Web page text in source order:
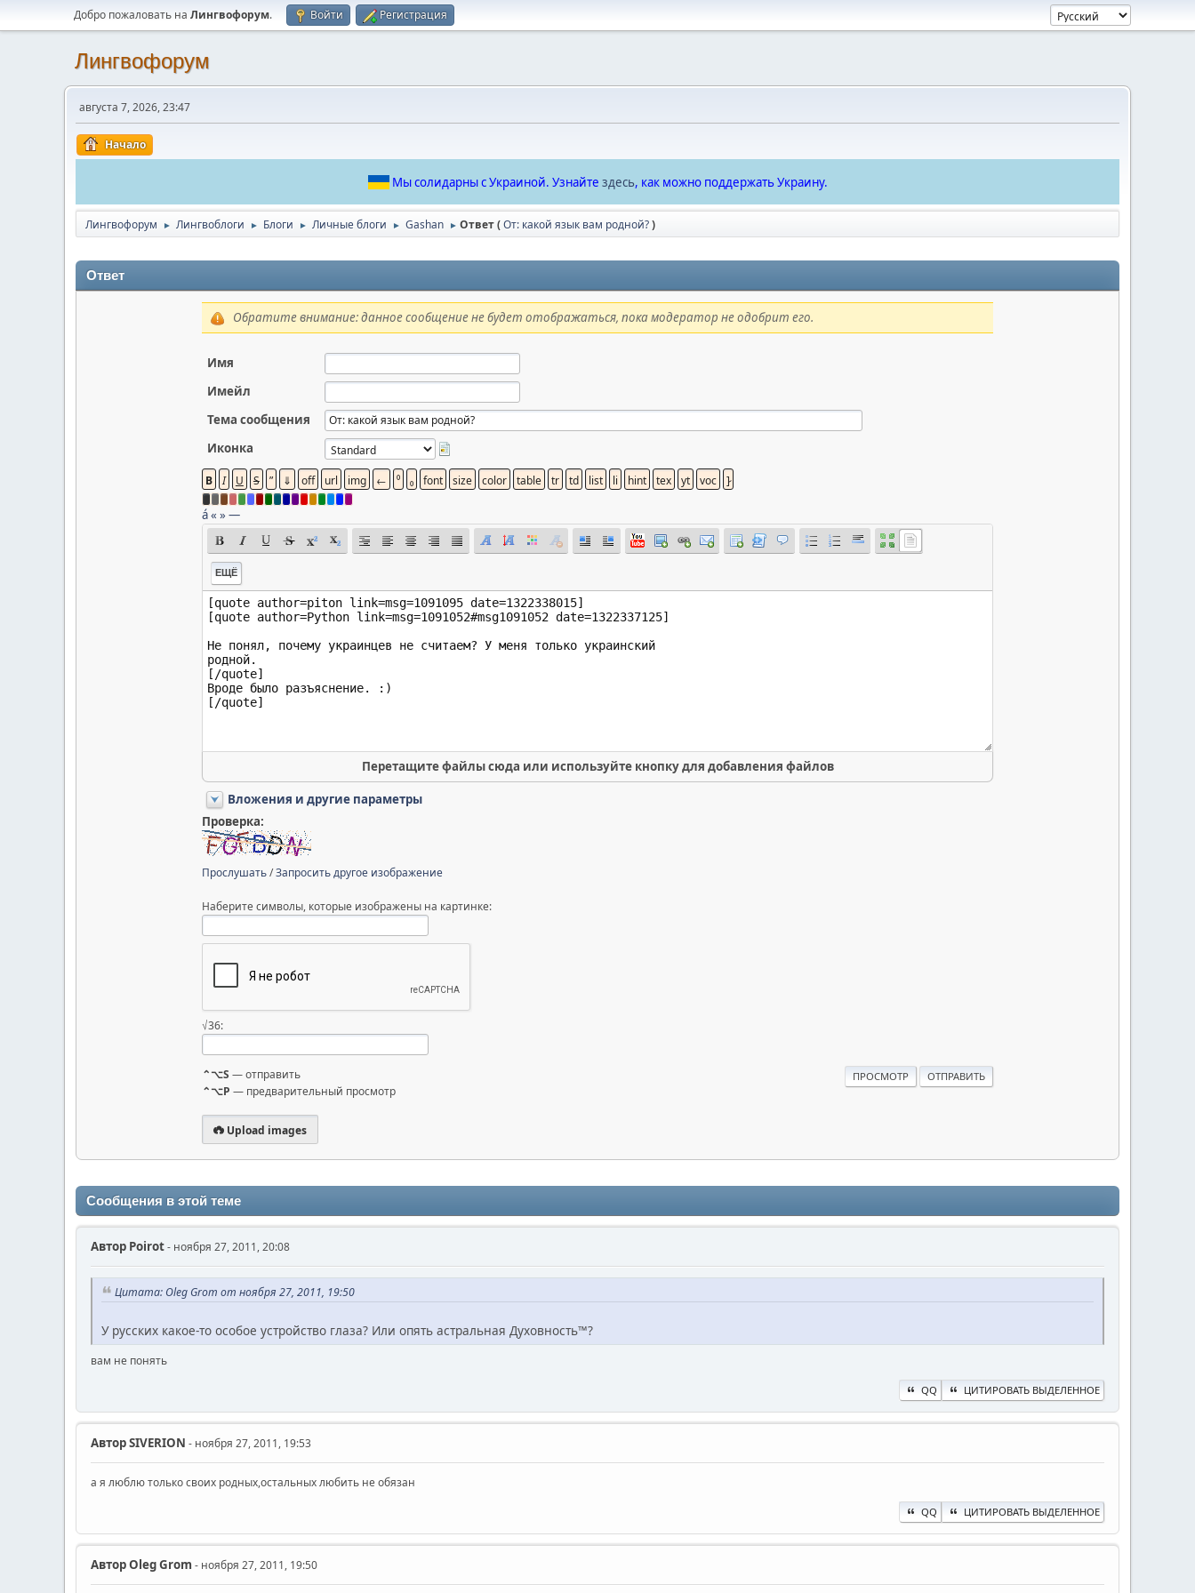
Добро пожаловать на Лингвофорум. Войти Регистрация
Лингвофорум
августа 7, 2026, 23:47
Начало
Мы солидарны с Украиной. Узнайте здесь, как можно поддержать Украину.
Лингвофорум ► Лингвоблоги ► Блоги ► Личные блоги ► Gashan ► Ответ (От: какой язык вам родной?)
Ответ
Обратите внимание: данное сообщение не будет отображаться, пока модератор не одобрит его.
Имя
Имейл
Тема сообщения
Иконка
á« »—
ЕЩЁ
Перетащите файлы сюда или используйте кнопку для добавления файлов
Вложения и другие параметры
Проверка:
Прослушать/Запросить другое изображение
Наберите символы, которые изображены на картинке:
√36:
⌃⌥S — отправить
⌃⌥P — предварительный просмотр
Upload images
Сообщения в этой теме
Автор Poirot- ноября 27, 2011, 20:08
Цитата: Oleg Grom от ноября 27, 2011, 19:50
У русских какое-то особое устройство глаза? Или опять астральная Духовность™?
вам не понять
QQ ЦИТИРОВАТЬ ВЫДЕЛЕННОЕ
АвторSIVERION - ноября 27, 2011, 19:53
а я люблю только своих родных,остальных любить не обязан
QQ ЦИТИРОВАТЬ ВЫДЕЛЕННОЕ
АвторOleg Grom - ноября 27, 2011, 19:50